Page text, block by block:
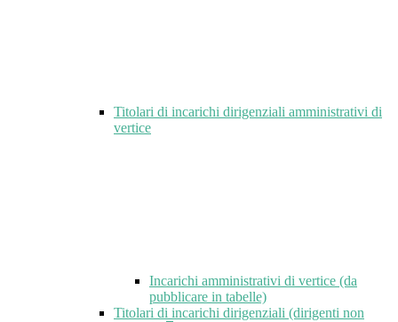
Titolari di incarichi dirigenziali amministrativi di
vertice
Incarichi amministrativi di vertice (da
pubblicare in tabelle)
Titolari di incarichi dirigenziali (dirigenti non